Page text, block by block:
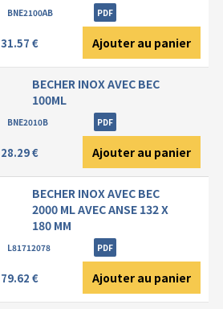
BNE2100AB PDF
31.57 € Ajouter au panier
BECHER INOX AVEC BEC
100ML
BNE2010B PDF
28.29 € Ajouter au panier
BECHER INOX AVEC BEC
2000 ML AVEC ANSE 132 X
180 MM
L81712078 PDF
79.62 € Ajouter au panier